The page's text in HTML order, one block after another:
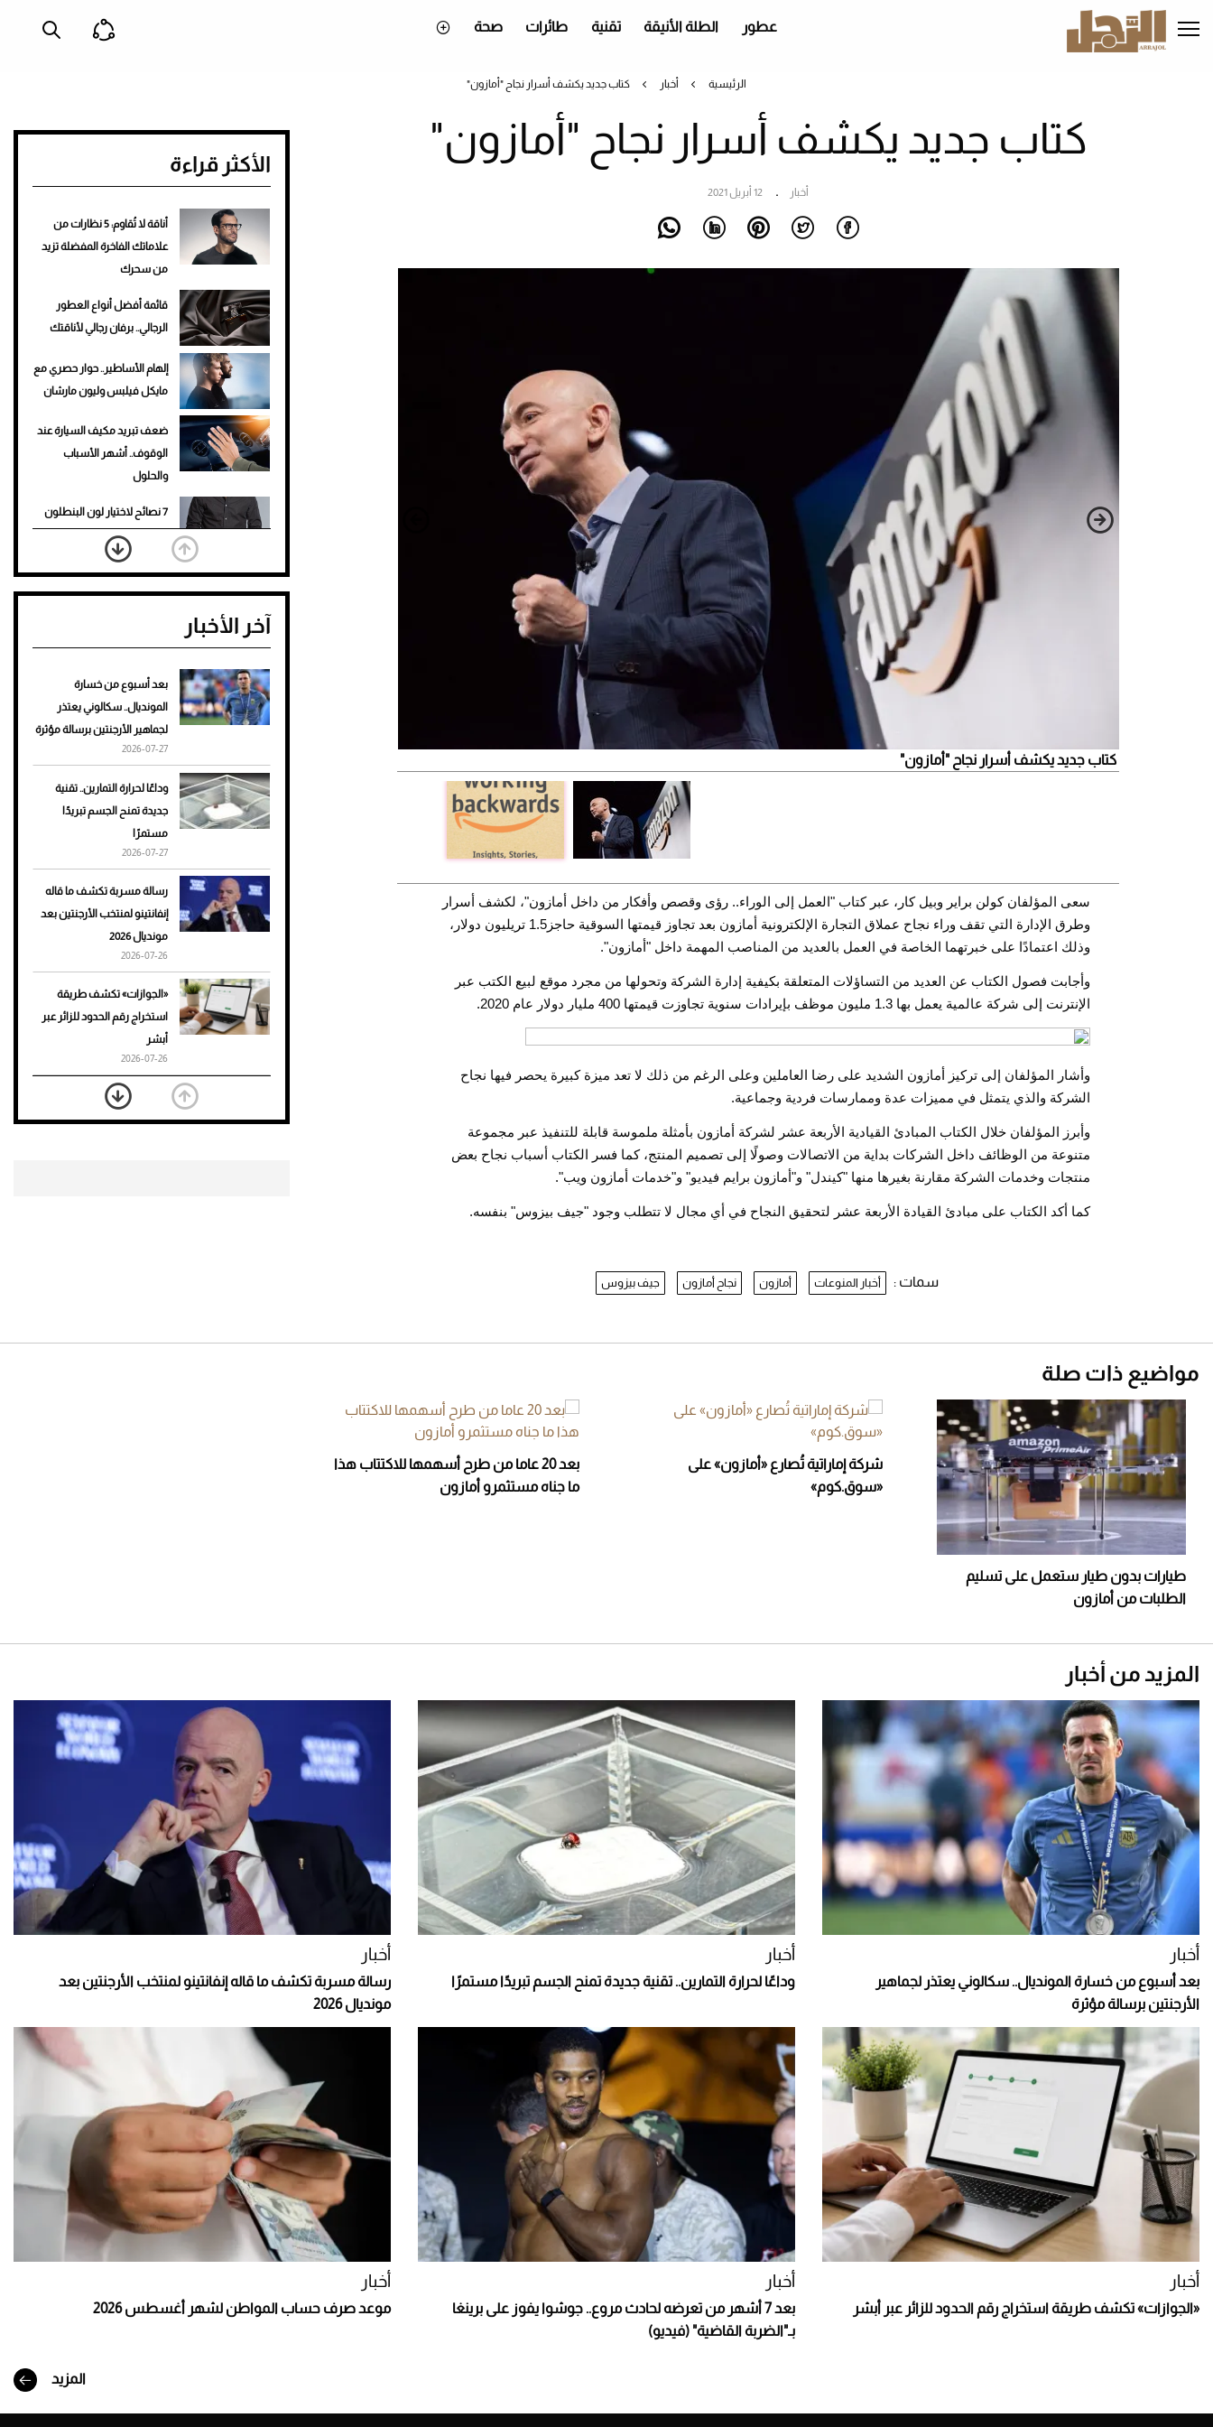
إلى
المحتوى
عطور الطلة الأنيقة تقنية طائرات صحة
الرئيسية أخبار كتاب جديد يكشف أسرار نجاح "أمازون"
كتاب جديد يكشف أسرار نجاح "أمازون"
أخبار 12 أبريل 2021
كتاب جديد يكشف أسرار نجاح "أمازون"
سعى المؤلفان كولن براير وبيل كار، عبر كتاب "العمل إلى الوراء.. رؤى وقصص وأفكار من داخل أمازون"، لكشف أسرار
وطرق الإدارة التي تقف وراء نجاح عملاق التجارة الإلكترونية أمازون بعد تجاوز قيمتها السوقية حاجز1.5 تريليون دولار،
وذلك اعتمادًا على خبرتهما الخاصة في العمل بالعديد من المناصب المهمة داخل "أمازون".
وأجابت فصول الكتاب عن العديد من التساؤلات المتعلقة بكيفية إدارة الشركة وتحولها من مجرد موقع لبيع الكتب عبر
الإنترنت إلى شركة عالمية يعمل بها 1.3 مليون موظف بإيرادات سنوية تجاوزت قيمتها 400 مليار دولار عام 2020.
وأشار المؤلفان إلى تركيز أمازون الشديد على رضا العاملين وعلى الرغم من ذلك لا تعد ميزة كبيرة يحصر فيها نجاح
الشركة والذي يتمثل في مميزات عدة وممارسات فردية وجماعية.
وأبرز المؤلفان خلال الكتاب المبادئ القيادية الأربعة عشر لشركة أمازون بأمثلة ملموسة قابلة للتنفيذ عبر مجموعة
متنوعة من الوظائف داخل الشركات بداية من الاتصالات وصولًا إلى تصميم المنتج، كما فسر الكتاب أسباب نجاح بعض
منتجات وخدمات الشركة مقارنة بغيرها منها "كيندل" و"أمازون برايم فيديو" و"خدمات أمازون ويب".
كما أكد الكتاب على مبادئ القيادة الأربعة عشر لتحقيق النجاح في أي مجال لا تتطلب وجود "جيف بيزوس" بنفسه.
الأكثر قراءة
أناقة لا تُقاوم: 5 نظارات من
علاماتك الفاخرة المفضلة تزيد
من سحرك
قائمة أفضل أنواع العطور
الرجالي.. برفان رجالي لأناقتك
إلهام الأساطير.. حوار حصري مع
مايكل فيلبس وليون مارشان
ضعف تبريد مكيف السيارة عند
الوقوف.. أشهر الأسباب
والحلول
7 نصائح لاختيار لون البنطلون
المناسب للقميص الأسود
نرى المستقبل من خلال
تصميماتنا.. كيف حجزت 1886
تمنحك فخامة استثنائية
هوى الأبطال
أفضل تدريج للشعر الطويل
لإطلالة جريئة وعصرية
للرجال
آخر الأخبار
بعد أسبوع من خسارة
المونديال.. سكالوني يعتذر
لجماهير الأرجنتين برسالة مؤثرة
2026-07-27
وداعًا لحرارة التمارين.. تقنية
جديدة تمنح الجسم تبريدًا
مستمرًا
2026-07-27
رسالة مسربة تكشف ما قاله
إنفانتينو لمنتخب الأرجنتين بعد
مونديال 2026
2026-07-26
«الجوازات» تكشف طريقة
استخراج رقم الحدود للزائر عبر
أبشر
2026-07-26
بعد 7 أشهر من تعرضه لحادث
مروع.. جوشوا يفوز على برينغا
سمات : أخبار المنوعات أمازون نجاح أمازون جيف بيزوس
مواضيع ذات صلة
طيارات بدون طيار ستعمل على تسليم
الطلبات من أمازون
شركة إماراتية تُصارع «أمازون» على
«سوق.كوم»
بعد 20 عاما من طرح أسهمها للاكتتاب هذا
ما جناه مستثمرو أمازون
المزيد من أخبار
أخبار
بعد أسبوع من خسارة المونديال.. سكالوني يعتذر لجماهير
الأرجنتين برسالة مؤثرة
أخبار
وداعًا لحرارة التمارين.. تقنية جديدة تمنح الجسم تبريدًا مستمرًا
أخبار
رسالة مسربة تكشف ما قاله إنفانتينو لمنتخب الأرجنتين بعد
مونديال 2026
أخبار
«الجوازات» تكشف طريقة استخراج رقم الحدود للزائر عبر أبشر
أخبار
بعد 7 أشهر من تعرضه لحادث مروع.. جوشوا يفوز على برينغا
بـ"الضربة القاضية" (فيديو)
أخبار
موعد صرف حساب المواطن لشهر أغسطس 2026
المزيد